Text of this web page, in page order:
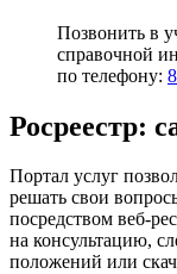
Позвонить в
справочной
по телефону:
Росреестр:
Портал услуг
решать свои
посредством веб-
на консультацию,
положений или